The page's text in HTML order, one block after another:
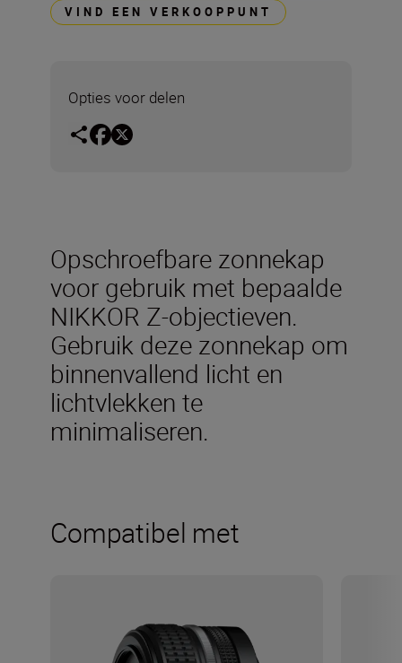
VIND EEN VERKOOPPUNT
Opties voor delen
Opschroefbare zonnekap
voor gebruik met bepaalde
NIKKOR Z-objectieven.
Gebruik deze zonnekap om
binnenvallend licht en
lichtvlekken te
minimaliseren.
Compatibel met